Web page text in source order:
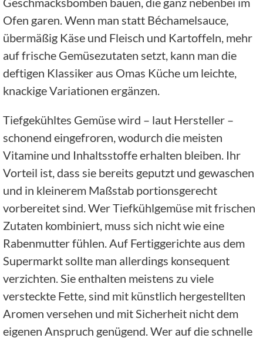
Ofen garen. Wenn man statt Béchamelsauce,
übermäßig Käse und Fleisch und Kartoffeln, mehr
auf frische Gemüsezutaten setzt, kann man die
deftigen Klassiker aus Omas Küche um leichte,
knackige Variationen ergänzen.
Tiefgekühltes Gemüse wird – laut Hersteller –
schonend eingefroren, wodurch die meisten
Vitamine und Inhaltsstoffe erhalten bleiben. Ihr
Vorteil ist, dass sie bereits geputzt und gewaschen
und in kleinerem Maßstab portionsgerecht
vorbereitet sind. Wer Tiefkühlgemüse mit frischen
Zutaten kombiniert, muss sich nicht wie eine
Rabenmutter fühlen. Auf Fertiggerichte aus dem
Supermarkt sollte man allerdings konsequent
verzichten. Sie enthalten meistens zu viele
versteckte Fette, sind mit künstlich hergestellten
Aromen versehen und mit Sicherheit nicht dem
eigenen Anspruch genügend. Wer auf die schnelle